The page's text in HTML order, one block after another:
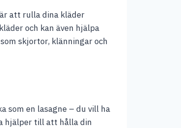
att rulla dina kläder
och kan även hjälpa
skjortor, klänningar och
som en lasagne – du vill ha
hjälper till att hålla din